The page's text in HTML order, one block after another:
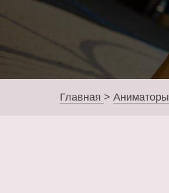
Главная > Аниматоры